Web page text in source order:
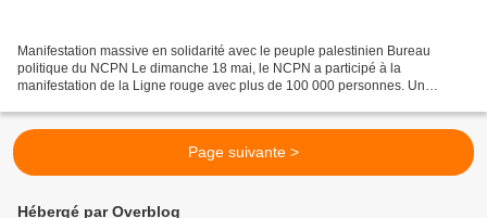
Manifestation massive en solidarité avec le peuple palestinien Bureau
politique du NCPN Le dimanche 18 mai, le NCPN a participé à la
manifestation de la Ligne rouge avec plus de 100 000 personnes. Un
Page suivante >
Hébergé par Overblog